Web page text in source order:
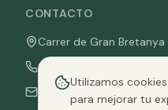
CONTACTO
Carrer de Gran Bretanya
936 763 804
Utilizamos
para mejorar tu